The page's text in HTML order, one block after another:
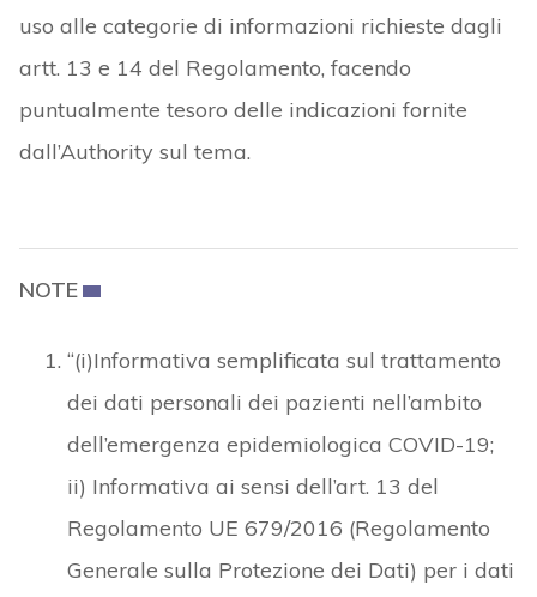
uso alle categorie di informazioni richieste dagli
artt. 13 e 14 del Regolamento, facendo
puntualmente tesoro delle indicazioni fornite
dall’Authority sul tema.
NOTE
“(i)Informativa semplificata sul trattamento
dei dati personali dei pazienti nell’ambito
dell’emergenza epidemiologica COVID-19;
ii) Informativa ai sensi dell’art. 13 del
Regolamento UE 679/2016 (Regolamento
Generale sulla Protezione dei Dati) per i dati